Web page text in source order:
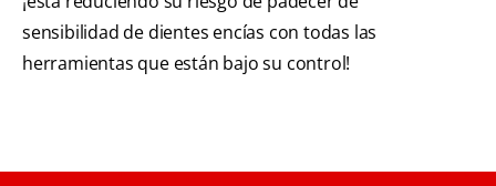
sensibilidad de dientes encías con todas las
herramientas que están bajo su control!